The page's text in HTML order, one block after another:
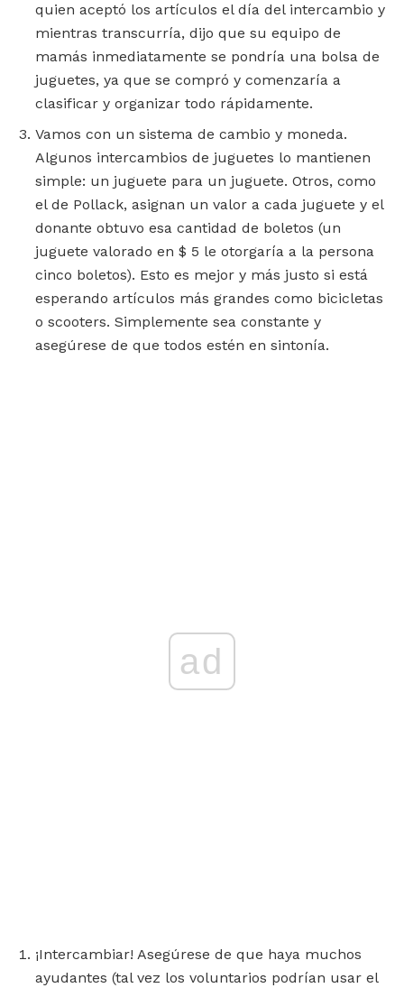
quien aceptó los artículos el día del intercambio y
mientras transcurría, dijo que su equipo de
mamás inmediatamente se pondría una bolsa de
juguetes, ya que se compró y comenzaría a
clasificar y organizar todo rápidamente.
Vamos con un sistema de cambio y moneda.
Algunos intercambios de juguetes lo mantienen
simple: un juguete para un juguete. Otros, como
el de Pollack, asignan un valor a cada juguete y el
donante obtuvo esa cantidad de boletos (un
juguete valorado en $ 5 le otorgaría a la persona
cinco boletos). Esto es mejor y más justo si está
esperando artículos más grandes como bicicletas
o scooters. Simplemente sea constante y
asegúrese de que todos estén en sintonía.
ad
¡Intercambiar! Asegúrese de que haya muchos
ayudantes (tal vez los voluntarios podrían usar el